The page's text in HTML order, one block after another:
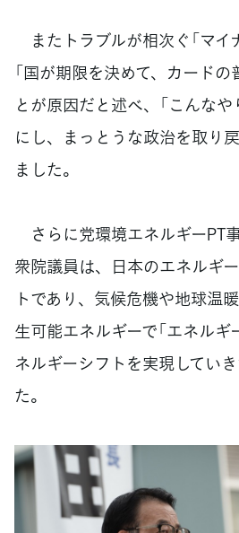
またトラブルが相次ぐ「マイ
「国が期限を決めて、カードの
とが原因だと述べ、「こんな
にし、まっとうな政治を取り
ました。
さらに党環境エネルギーPT
衆院議員は、日本のエネルギ
トであり、気候危機や地球温
生可能エネルギーで「エネル
ネルギーシフトを実現してい
た。